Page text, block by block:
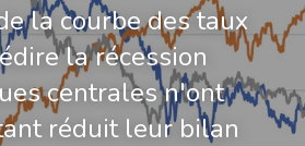
la courbe des taux
la récession
centrales n'ont
réduit leur bilan